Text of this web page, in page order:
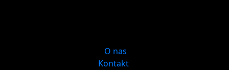
O nas
Kontakt